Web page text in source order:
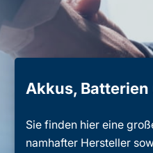
Akkus,
Sie finden hier eine
namhafter Hersteller